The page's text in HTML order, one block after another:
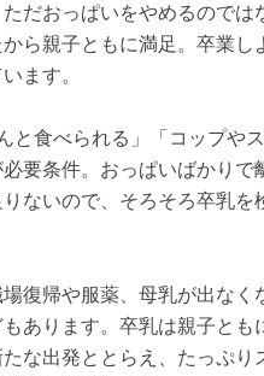
だおっぱいをやめるのでは
ら親子ともに満足。卒業し
ます。
と食べられる」「コップやス
要条件。おっぱいばかりで
ないので、そろそろ卒乳を
復帰や服薬、母乳が出なく
あります。卒乳は親子とも
な出発ととらえ、たっぷり